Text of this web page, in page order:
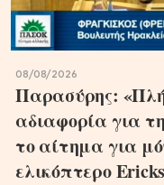
08/08/2026
Παρασύρης:
αδιαφορία για
το αίτημα για
ελικόπτερο